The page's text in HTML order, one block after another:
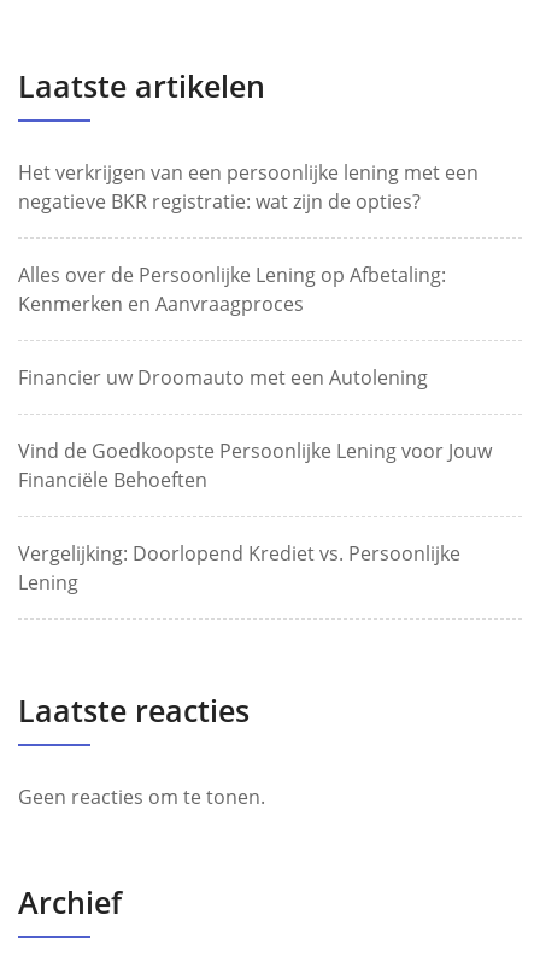
Laatste artikelen
Het verkrijgen van een persoonlijke lening met een
negatieve BKR registratie: wat zijn de opties?
Alles over de Persoonlijke Lening op Afbetaling:
Kenmerken en Aanvraagproces
Financier uw Droomauto met een Autolening
Vind de Goedkoopste Persoonlijke Lening voor Jouw
Financiële Behoeften
Vergelijking: Doorlopend Krediet vs. Persoonlijke
Lening
Laatste reacties
Geen reacties om te tonen.
Archief